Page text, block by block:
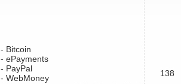
- Bitcoin
- ePayments
- PayPal
- WebMoney
138